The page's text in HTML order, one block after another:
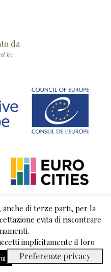
da
by
ogni riproduzione non autorizzata |
anche di terze parti, per la
evita di riscontrare
implicitamente il loro
Leggi tutto